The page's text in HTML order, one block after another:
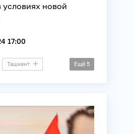
условиях новой
17:00
Ташкент Ещё 5